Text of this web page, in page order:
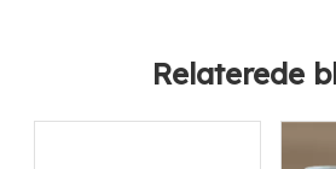
Relaterede